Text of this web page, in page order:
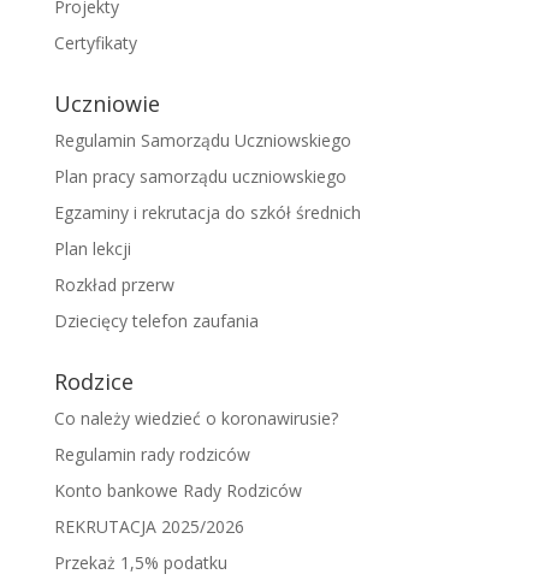
Projekty
Certyfikaty
Uczniowie
Regulamin Samorządu Uczniowskiego
Plan pracy samorządu uczniowskiego
Egzaminy i rekrutacja do szkół średnich
Plan lekcji
Rozkład przerw
Dziecięcy telefon zaufania
Rodzice
Co należy wiedzieć o koronawirusie?
Regulamin rady rodziców
Konto bankowe Rady Rodziców
REKRUTACJA 2025/2026
Przekaż 1,5% podatku